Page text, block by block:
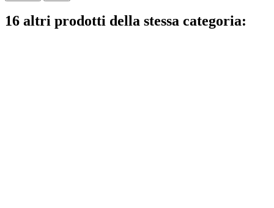
16 altri prodotti della stessa categoria: